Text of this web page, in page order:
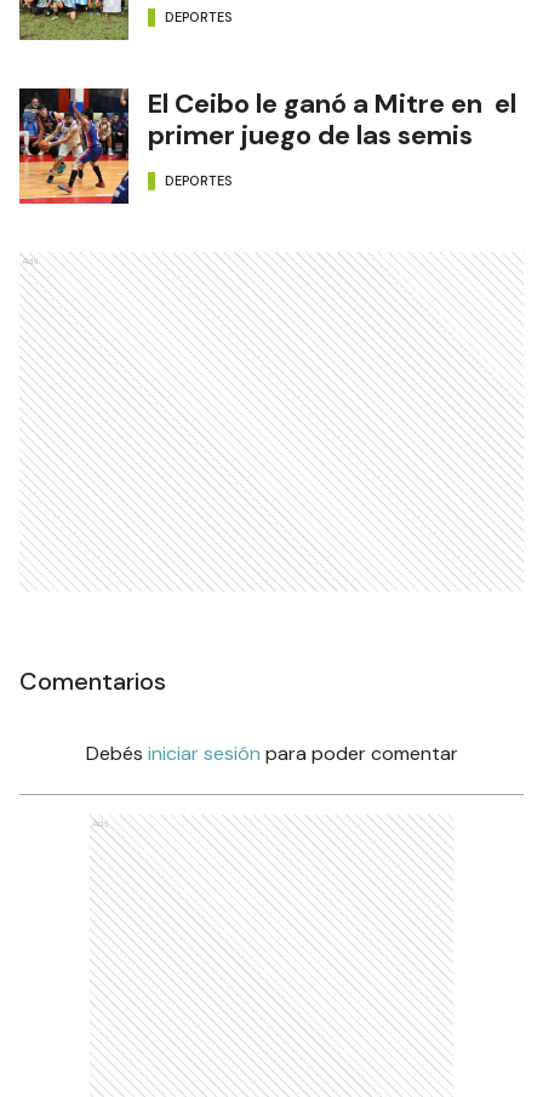
DEPORTES
El Ceibo le ganó a Mitre en el
primer juego de las semis
DEPORTES
Ads
Comentarios
Debés iniciar sesión para poder comentar
Ads